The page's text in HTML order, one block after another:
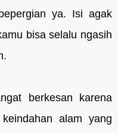
ya. Isi agak
bisa selalu ngasih
berkesan karena
alam yang